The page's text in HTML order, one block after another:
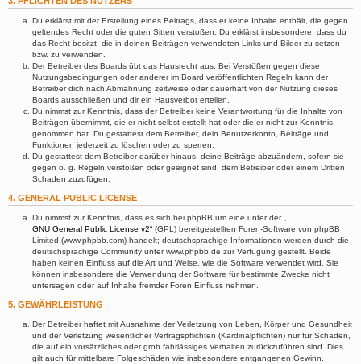
Du erklärst mit der Erstellung eines Beitrags, dass er keine Inhalte enthält, die gegen
geltendes Recht oder die guten Sitten verstoßen. Du erklärst insbesondere, dass du
das Recht besitzt, die in deinen Beiträgen verwendeten Links und Bilder zu setzen
bzw. zu verwenden.
Der Betreiber des Boards übt das Hausrecht aus. Bei Verstößen gegen diese
Nutzungsbedingungen oder anderer im Board veröffentlichten Regeln kann der
Betreiber dich nach Abmahnung zeitweise oder dauerhaft von der Nutzung dieses
Boards ausschließen und dir ein Hausverbot erteilen.
Du nimmst zur Kenntnis, dass der Betreiber keine Verantwortung für die Inhalte von
Beiträgen übernimmt, die er nicht selbst erstellt hat oder die er nicht zur Kenntnis
genommen hat. Du gestattest dem Betreiber, dein Benutzerkonto, Beiträge und
Funktionen jederzeit zu löschen oder zu sperren.
Du gestattest dem Betreiber darüber hinaus, deine Beiträge abzuändern, sofern sie
gegen o. g. Regeln verstoßen oder geeignet sind, dem Betreiber oder einem Dritten
Schaden zuzufügen.
4. GENERAL PUBLIC LICENSE
Du nimmst zur Kenntnis, dass es sich bei phpBB um eine unter der „
GNU General Public License v2“ (GPL) bereitgestellten Foren-Software von phpBB
Limited (www.phpbb.com) handelt; deutschsprachige Informationen werden durch die
deutschsprachige Community unter www.phpbb.de zur Verfügung gestellt. Beide
haben keinen Einfluss auf die Art und Weise, wie die Software verwendet wird. Sie
können insbesondere die Verwendung der Software für bestimmte Zwecke nicht
untersagen oder auf Inhalte fremder Foren Einfluss nehmen.
5. GEWÄHRLEISTUNG
Der Betreiber haftet mit Ausnahme der Verletzung von Leben, Körper und Gesundheit
und der Verletzung wesentlicher Vertragspflichten (Kardinalpflichten) nur für Schäden,
die auf ein vorsätzliches oder grob fahrlässiges Verhalten zurückzuführen sind. Dies
gilt auch für mittelbare Folgeschäden wie insbesondere entgangenen Gewinn.